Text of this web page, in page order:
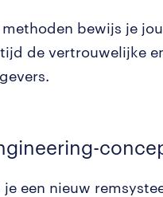
methoden bewijs je
de vertrouwelijke
een nieuw